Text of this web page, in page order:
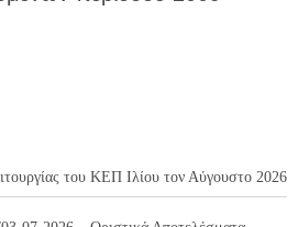
του ΚΕΠ Ιλίου τον Αύγουστο 2026